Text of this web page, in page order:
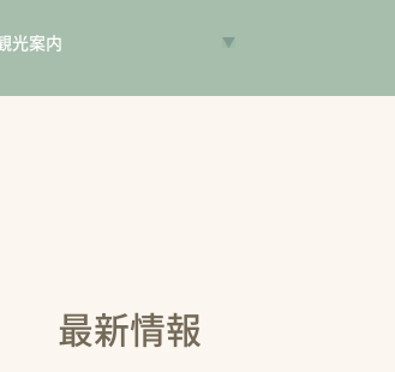
光案内
VR昔旅
最新情報